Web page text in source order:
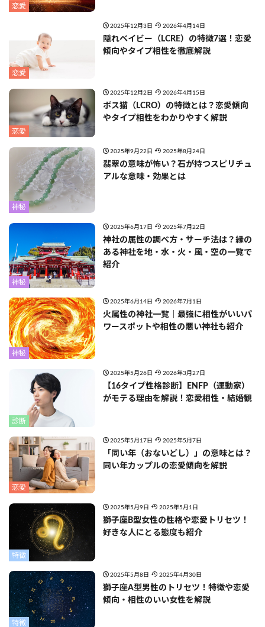
恋愛
恋愛
2025年12月3日 2026年4月14日
隠れベイビー（LCRE）の特徴7選！恋愛
傾向やタイプ相性を徹底解説
恋愛
2025年12月2日 2026年4月15日
ボス猫（LCRO）の特徴とは？恋愛傾向
やタイプ相性をわかりやすく解説
神秘
2025年9月22日 2025年8月24日
翡翠の意味が怖い？石が持つスピリチュ
アルな意味・効果とは
神秘
2025年6月17日 2025年7月22日
神社の属性の調べ方・サーチ法は？縁の
ある神社を地・水・火・風・空の一覧で
紹介
神秘
2025年6月14日 2026年7月1日
火属性の神社一覧｜最強に相性がいいパ
ワースポットや相性の悪い神社も紹介
診断
2025年5月26日 2026年3月27日
【16タイプ性格診断】ENFP（運動家）
がモテる理由を解説！恋愛相性・結婚観
恋愛
2025年5月17日 2025年5月7日
「同い年（おないどし）」の意味とは？
同い年カップルの恋愛傾向を解説
特徴
2025年5月9日 2025年5月1日
獅子座B型女性の性格や恋愛トリセツ！
好きな人にとる態度も紹介
特徴
2025年5月8日 2025年4月30日
獅子座A型男性のトリセツ！特徴や恋愛
傾向・相性のいい女性を解説